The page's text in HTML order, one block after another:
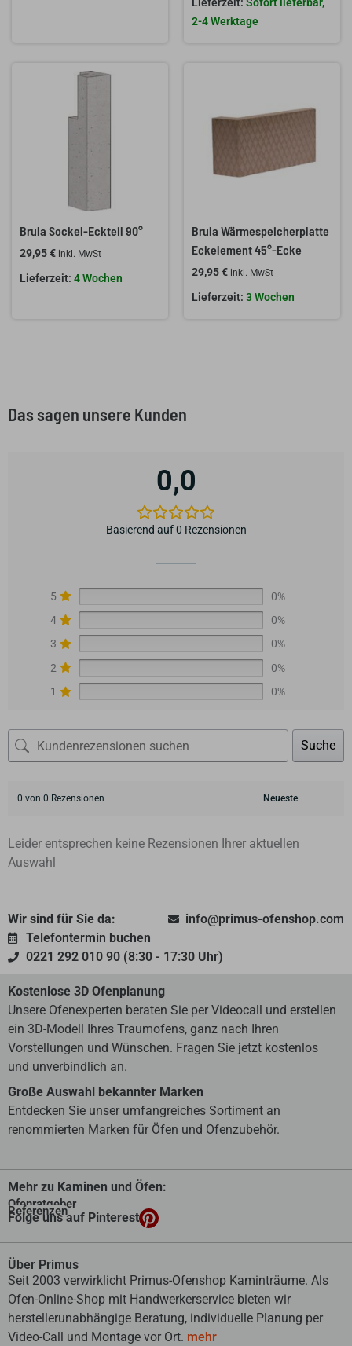
2-4 Werktage
Brula Sockel-Eckteil 90°
29,95€ inkl. MwSt
4 Wochen
Brula Wärmespeicherplatte
Eckelement 45°-Ecke
29,95€ inkl. MwSt
3 Wochen
Das sagen unsere Kunden
0,0
Basierend auf 0 Rezensionen
5
0%
4
0%
3
0%
2
0%
1
0%
Suche
0 von 0 Rezensionen
Leider entsprechen keine Rezensionen Ihrer aktuellen
Auswahl
Wir sind für Sie da:
info@primus-ofenshop.com
Telefontermin buchen
0221 292 010 90 (8:30 - 17:30 Uhr)
Kostenlose 3D Ofenplanung
Unsere Ofenexperten beraten Sie per Videocall und erstellen
ein 3D-Modell Ihres Traumofens, ganz nach Ihren
Vorstellungen und Wünschen. Fragen Sie jetzt kostenlos
und unverbindlich an.
Große Auswahl bekannter Marken
Entdecken Sie unser umfangreiches Sortiment an
renommierten Marken für Öfen und Ofenzubehör.
Mehr zu Kaminen und Öfen:
Ofenratgeber
Referenzen
Folge uns auf Pinterest
Über Primus
Seit 2003 verwirklicht Primus-Ofenshop Kaminträume. Als
Ofen-Online-Shop mit Handwerkerservice bieten wir
herstellerunabhängige Beratung, individuelle Planung per
Video-Call und Montage vor Ort. mehr